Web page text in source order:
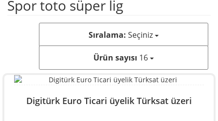
Spor toto süper lig
Sıralama: Seçiniz
Ürün sayısı 16
Digitürk Euro Ticari üyelik Türksat üzeri